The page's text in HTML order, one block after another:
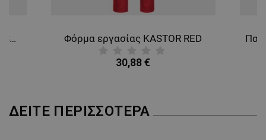
Παπούτσια ασφαλείας MARS S3 SRC Φόρμα εργασίας KASTOR RED
30,88 €
ΔΕΊΤΕ ΠΕΡΙΣΣΌΤΕΡΑ
ΑΠΌΔΟΣΗΣ
ΛΕΙΤΟΥΡΓΙΚΌΤΗΤΑΣ
ΜΗ ΤΑΞΙΝΟΜΗΜΈΝΑ